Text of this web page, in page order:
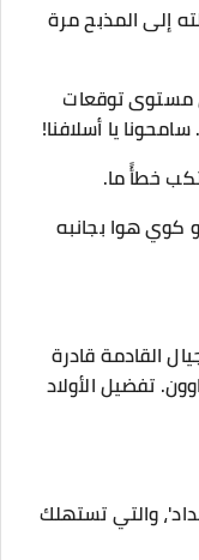
إلى المذبح مرة
مستوى توقعات
يا أسلافنا!
خطأً ما.
كوي هوا بجانبه
القادمة قادرة
تفضيل الأولاد
والتي تستهلك